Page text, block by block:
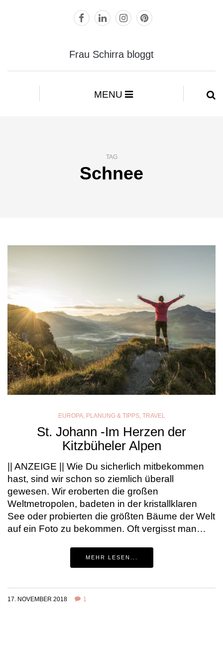
Frau Schirra bloggt
MENU
TAG
Schnee
EUROPA, PLANUNG & TIPPS, TRAVEL
St. Johann -Im Herzen der
Kitzbüheler Alpen
|| ANZEIGE || Wie Du sicherlich mitbekommen
hast, sind wir schon so ziemlich überall
gewesen. Wir eroberten die großen
Weltmetropolen, badeten in der kristallklaren
See oder probierten die größten Bäume der Welt
auf ein Foto zu bekommen. Oft vergisst man…
MEHR LESEN...
17. NOVEMBER 2018 1